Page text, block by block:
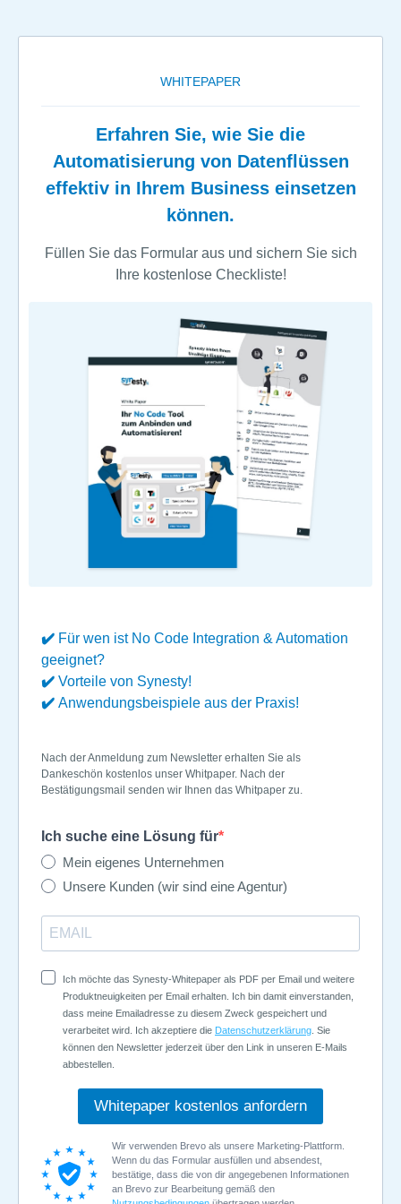
WHITEPAPER
Erfahren Sie, wie Sie die
Automatisierung von Datenflüssen
effektiv in Ihrem Business einsetzen
können.
Füllen Sie das Formular aus und sichern Sie sich
Ihre kostenlose Checkliste!
✔️ Für wen ist No Code Integration & Automation
geeignet?
✔️ Vorteile von Synesty!
✔️ Anwendungsbeispiele aus der Praxis!
Nach der Anmeldung zum Newsletter erhalten Sie als
Dankeschön kostenlos unser Whitpaper. Nach der
Bestätigungsmail senden wir Ihnen das Whitpaper zu.
Ich suche eine Lösung für
Mein eigenes Unternehmen
Unsere Kunden (wir sind eine Agentur)
Ich möchte das Synesty-Whitepaper als PDF per Email und weitere
Produktneuigkeiten per Email erhalten. Ich bin damit einverstanden,
dass meine Emailadresse zu diesem Zweck gespeichert und
verarbeitet wird. Ich akzeptiere die Datenschutzerklärung . Sie
können den Newsletter jederzeit über den Link in unseren E-Mails
abbestellen.
Whitepaper kostenlos anfordern
Wir verwenden Brevo als unsere Marketing-Plattform.
Wenn du das Formular ausfüllen und absendest,
bestätige, dass die von dir angegebenen Informationen
an Brevo zur Bearbeitung gemäß den